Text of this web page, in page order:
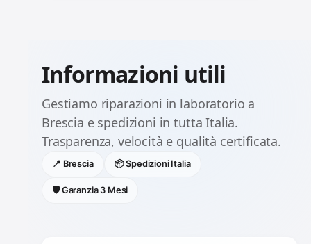
Informazioni utili
Gestiamo riparazioni in laboratorio a
Brescia e spedizioni in tutta Italia.
Trasparenza, velocità e qualità certificata.
📍 Brescia 📦 Spedizioni Italia
🛡️ Garanzia 3 Mesi